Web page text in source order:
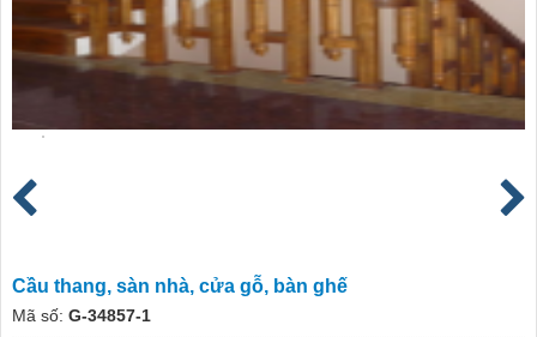
Cầu thang, sàn nhà, cửa gỗ, bàn ghế
Mã số: G-34857-1